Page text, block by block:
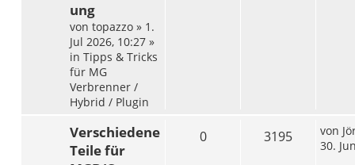
ung
von topazzo » 1.
Jul 2026, 10:27 »
in Tipps & Tricks
für MG
Verbrenner /
Hybrid / Plugin
Verschiedene
Teile für
0 3195 von
30.